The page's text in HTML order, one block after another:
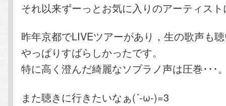
それ以来ずーっとお気に入りのアーティス
昨年京都でLIVEツアーがあり，生の歌声も
やっぱりすばらしかったです。
特に高く澄んだ綺麗なソプラノ声は圧巻･･･
また聴きに行きたいなぁ(´-ω-)=3